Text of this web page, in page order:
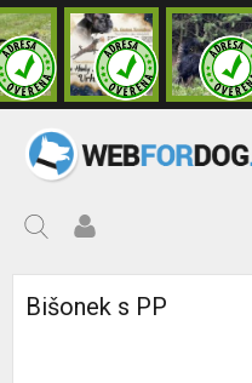
Bišonek s PP